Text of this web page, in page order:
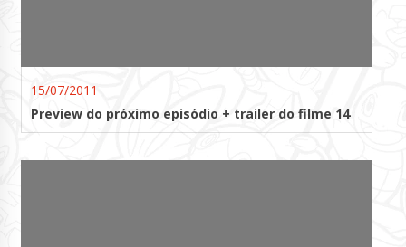
15/07/2011
Preview do próximo episódio + trailer do filme 14